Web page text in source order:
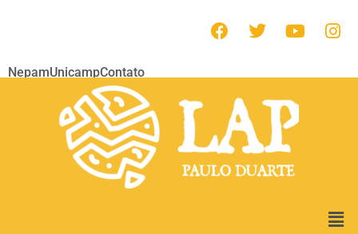
NepamUnicampContato